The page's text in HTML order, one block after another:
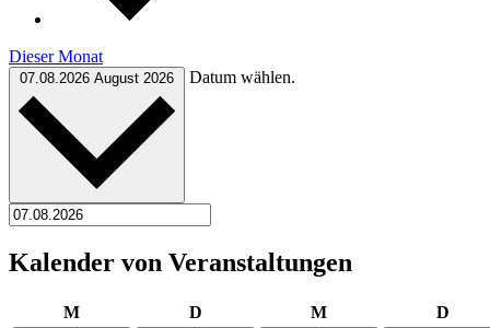
Dieser Monat
07.08.2026 August 2026 Datum wählen.
Kalender von Veranstaltungen
MMontag DDienstag MMittwoch D